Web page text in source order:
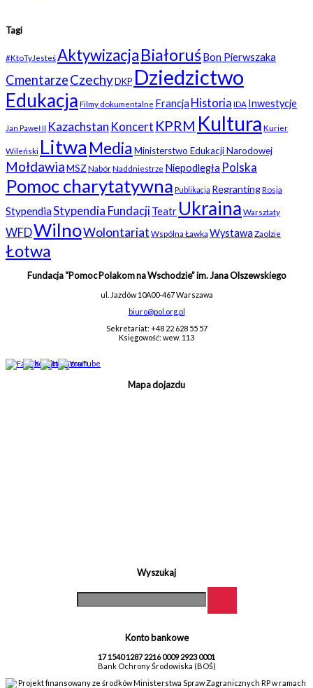
Tagi
#KtoTyJesteśAktywizacjaBiałoruśBon Pierwszaka
CmentarzeCzechy DKP Dziedzictwo
Edukacja Filmy dokumentalne Francja Historia IDA Inwestycje
Jan Paweł II Kazachstan Koncert KPRM Kultura Kurier
Wileński Litwa MediaMinisterstwo Edukacji Narodowej
MołdawiaMSZ NabórNaddniestrze Niepodległa Polska
Pomoc charytatywna Publikacja RegrantingRosja
StypendiaStypendia FundacjiTeatr Ukraina Warsztaty
WFDWilnoWolontariat Wspólna Ławka Wystawa Zaolzie
Łotwa
Fundacja “Pomoc Polakom na Wschodzie” im. Jana Olszewskiego
ul. Jazdów 10A00-467 Warszawa
biuro@pol.org.pl
Sekretariat: +48 22 628 55 57
Księgowość: wew. 113
Mapa dojazdu
Wyszukaj
Konto bankowe
17 1540 1287 2216 0009 2923 0001
Bank Ochrony Środowiska (BOŚ)
Projekt finansowany ze środków Ministerstwa Spraw Zagranicznych RP w ramach